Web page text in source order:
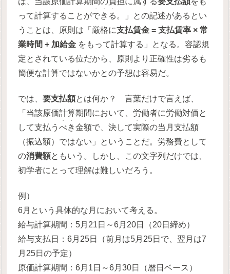
って計算することができる
・・・
。」との記述があるとい
うことは、原則は「厳格に支払賃金 = 支払賃率 × 常
業時間 + 加給金 をもって計算する」となる。容認規
定とされている位だから、原則より正確性は劣るも
簡便な計算ではないかとの予想は容易だ。
では、要支払額とは何か？ 言葉だけで言えば、
「当該原価計算期間において、労働者に労働対価と
して支払うべき
・・
金額で、決して実際の
・・・
当月支払額
（振込額）ではない」ということだ。労務費として
の消費額ともいう。しかし、この文字列だけでは、
初学者にとって理解は難しいだろう。
例）
6月という具体的な月において考える。
給与計算期間：5月21日～6月20日（20日締め）
給与支払日：6月25日（前月は5月25日で、翌月は7
月25日の予定）
原価計算期間：6月1日～6月30日（暦日ベース）